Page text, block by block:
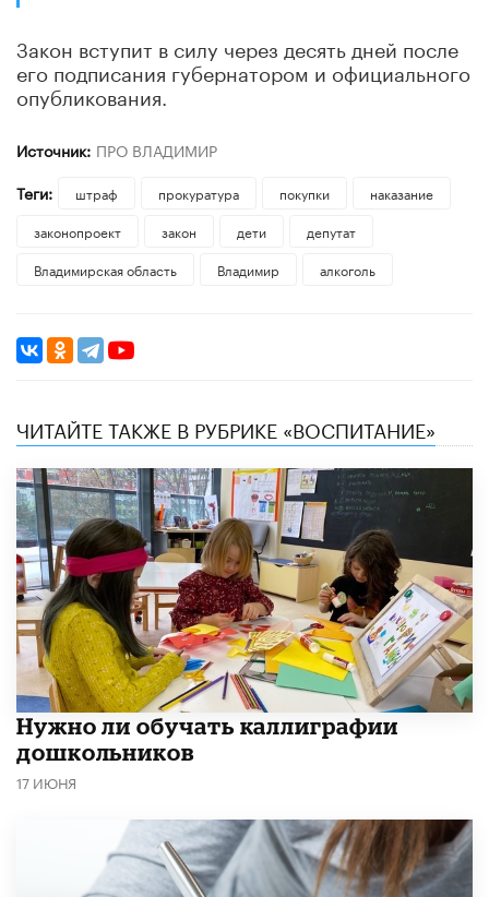
Закон вступит в силу через десять дней после
его подписания губернатором и официального
опубликования.
Источник: ПРО ВЛАДИМИР
Теги:
штраф прокуратура покупки
наказание
законопроект
закон дети
депутат
Владимирская область
Владимир алкоголь
ЧИТАЙТЕ ТАКЖЕ В РУБРИКЕ «ВОСПИТАНИЕ»
Нужно ли обучать каллиграфии
дошкольников
17 ИЮНЯ